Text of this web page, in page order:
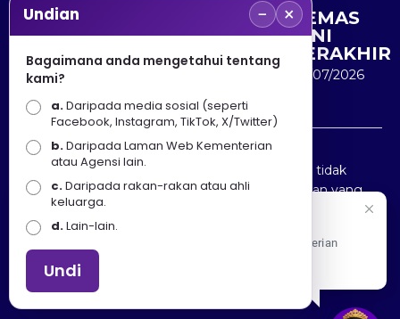
+603
8891
7100
Sektor Awam
KEMAS
KINI
TERAKHIR
30/07/2026
Penafian : Kerajaan Malaysia dan Kementerian
Pelancongan Seni dan Budaya (MOTAC) adalah tidak
bertanggungjawab atas kehilangan atau kerugian yang
disebabkan oleh penggunaan mana-mana maklumat
yang diperolehi dari portal ini.
Hakcipta © 2025 KEMENTERIAN PELANCONGAN SENI
DAN BUDAYA. | Hak Cipta Terpelihara.
Undian − ×
Bagaimana anda mengetahui tentang
kami?
a.Daripada media sosial (seperti
Facebook, Instagram, TikTok, X/Twitter)
b.Daripada Laman Web Kementerian
atau Agensi lain.
c.Daripada rakan-rakan atau ahli
keluarga.
d.Lain-lain.
Undi
Apa Khabar! Selamat datang ke Portal Rasmi Kementerian
Pelancongan, Seni dan Budaya